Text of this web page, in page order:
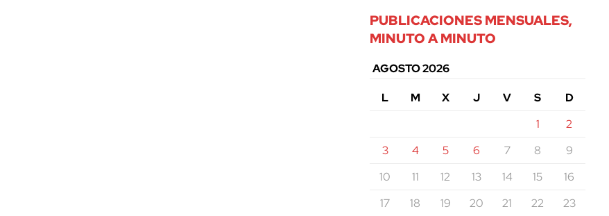
PUBLICACIONES MENSUALES,
MINUTO A MINUTO
AGOSTO 2026
L
M X J V S
D
1
2
3
4 5 6 7 8
9
10
11 12 13 14 15
16
17
18 19 20 21 22
23